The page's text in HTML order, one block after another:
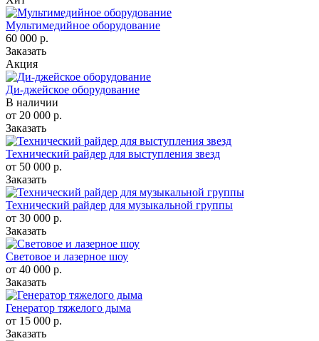
Мультимедийное оборудование
60 000 р.
Заказать
Акция
Ди-джейское оборудование
В наличии
от 20 000 р.
Заказать
Технический райдер для выступления звезд
от 50 000 р.
Заказать
Технический райдер для музыкальной группы
от 30 000 р.
Заказать
Световое и лазерное шоу
от 40 000 р.
Заказать
Генератор тяжелого дыма
от 15 000 р.
Заказать